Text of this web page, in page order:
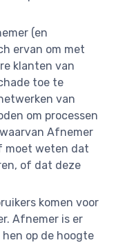
(en
ervan om met
klanten van
toe te
van
om processen
Afnemer
moet weten dat
of dat deze
komen voor
Afnemer is er
op de hoogte